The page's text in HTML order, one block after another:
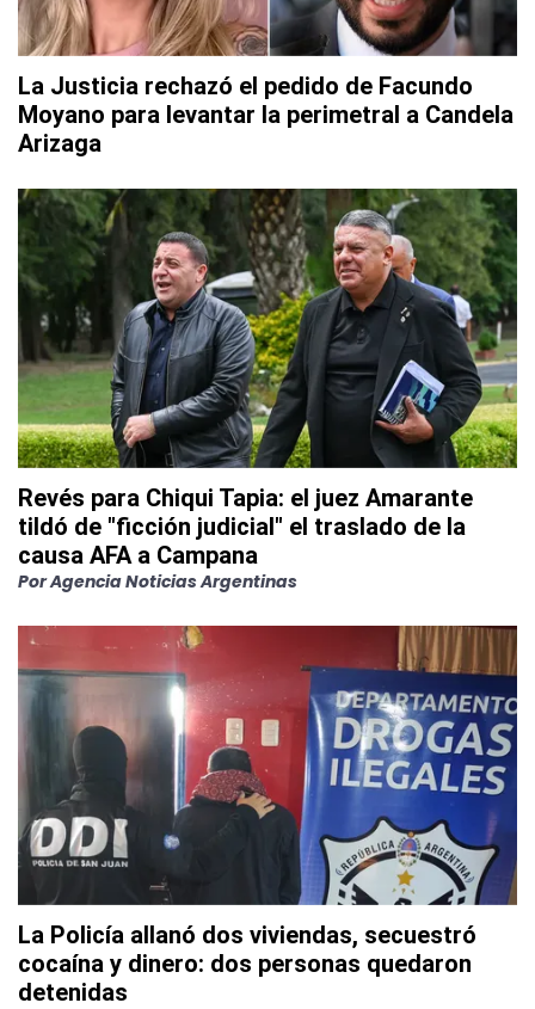
La Justicia rechazó el pedido de Facundo
Moyano para levantar la perimetral a Candela
Arizaga
Revés para Chiqui Tapia: el juez Amarante
tildó de "ficción judicial" el traslado de la
causa AFA a Campana
PorAgencia Noticias Argentinas
La Policía allanó dos viviendas, secuestró
cocaína y dinero: dos personas quedaron
detenidas